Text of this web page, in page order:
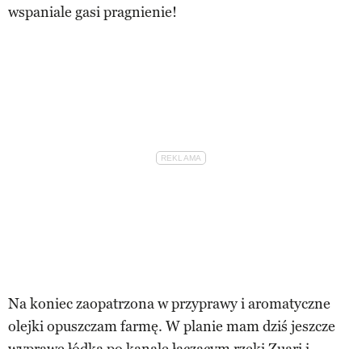
wspaniale gasi pragnienie!
Na koniec zaopatrzona w przyprawy i aromatyczne
olejki opuszczam farmę. W planie mam dziś jeszcze